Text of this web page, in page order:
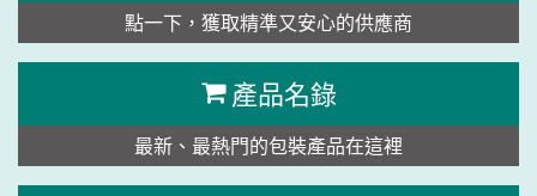
點一下，獲取精準又安心的供應商
產品名錄
最新、最熱門的包裝產品在這裡